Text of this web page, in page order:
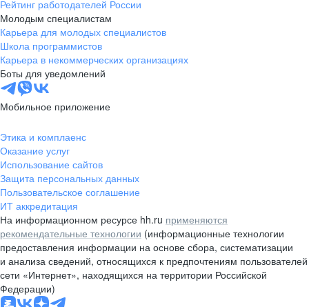
Рейтинг работодателей России
Молодым специалистам
Карьера для молодых специалистов
Школа программистов
Карьера в некоммерческих организациях
Боты для уведомлений
Мобильное приложение
Этика и комплаенс
Оказание услуг
Использование сайтов
Защита персональных данных
Пользовательское соглашение
ИТ аккредитация
На информационном ресурсе hh.ru применяются
рекомендательные технологии (информационные технологии
предоставления информации на основе сбора, систематизации
и анализа сведений, относящихся к предпочтениям пользователей
сети «Интернет», находящихся на территории Российской
Федерации)